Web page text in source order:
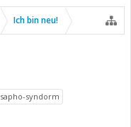
Ich bin neu!
sapho-syndorm